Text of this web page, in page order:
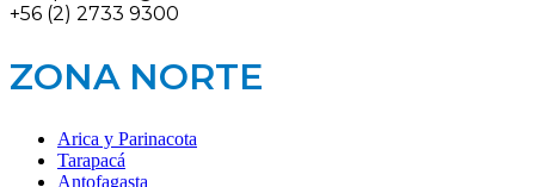
+56 (2) 2733 9300
ZONA NORTE
Arica y Parinacota
Tarapacá
Antofagasta